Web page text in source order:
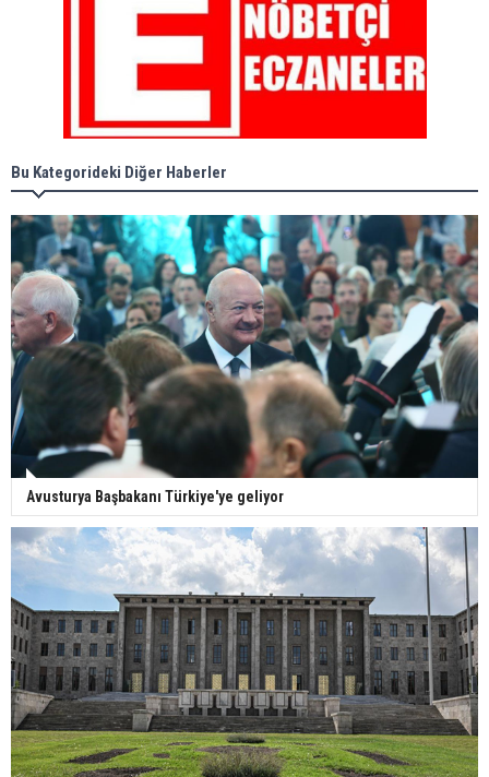
Bu Kategorideki Diğer Haberler
Avusturya Başbakanı Türkiye'ye geliyor